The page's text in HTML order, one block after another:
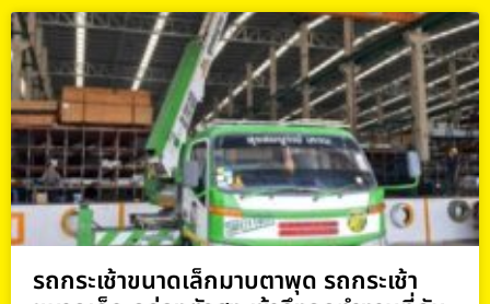
รถกระเช้าขนาดเล็กมาบตาพุด รถกระเช้า